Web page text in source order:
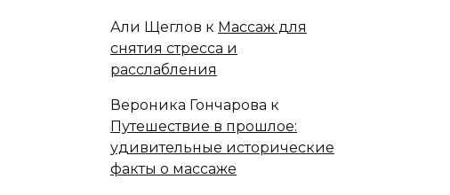
Али Щеглов к Массаж для
снятия стресса и
расслабления
Вероника Гончарова к
Путешествие в прошлое:
удивительные исторические
факты о массаже